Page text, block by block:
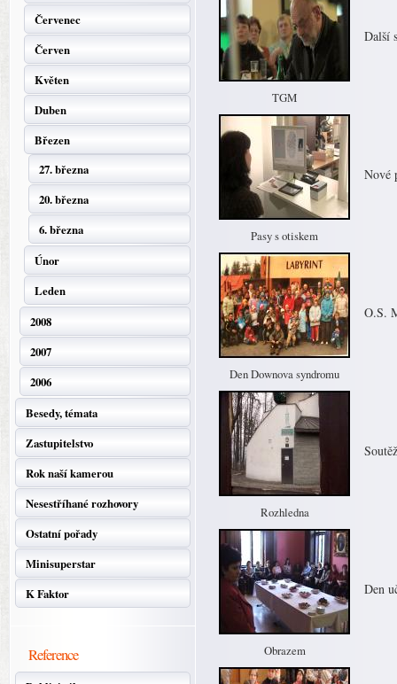
Červenec
Červen
Květen
Duben
Březen
27. března
20. března
6. března
Únor
Leden
2008
2007
2006
Besedy, témata
Zastupitelstvo
Rok naší kamerou
Nesestříhané rozhovory
Ostatní pořady
Minisuperstar
K Faktor
Reference
Další
TGM
Nové
Pasy s otiskem
O.S.
Den Downova syndromu
Rozhledna
Den
Obrazem